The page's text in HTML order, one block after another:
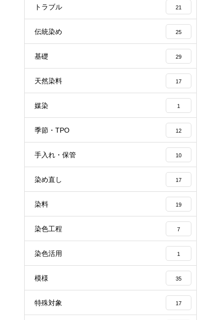
トラブル 21
伝統染め 25
基礎 29
天然染料 17
媒染 1
季節・TPO 12
手入れ・保管 10
染め直し 17
染料 19
染色工程 7
染色活用 1
模様 35
特殊対象 17